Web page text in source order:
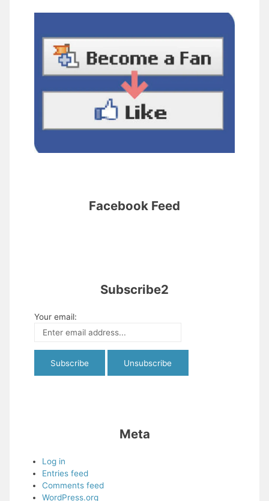
Facebook Feed
Subscribe2
Your email:
Meta
Log in
Entries feed
Comments feed
WordPress.org